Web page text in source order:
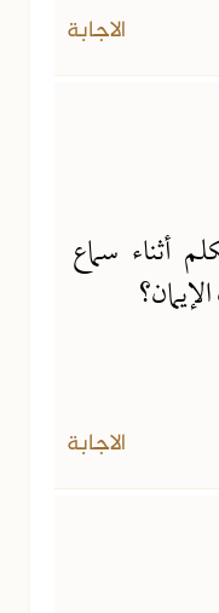
الاجابة
أثناء سماع
الاجابة